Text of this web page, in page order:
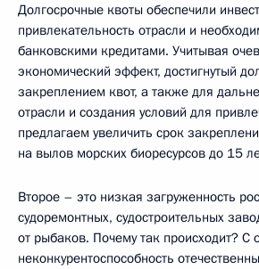
Долгосрочные квоты обеспечили
привлекательность отрасли и
банковскими кредитами. Учитывая
экономический эффект, достигнутый
закреплением квот, а также для
отрасли и создания условий для
предлагаем увеличить срок
на вылов морских биоресурсов до 15
Второе – это низкая загруженность
судоремонтных, судостроительных
от рыбаков. Почему так происходит? С
неконкурентоспособность